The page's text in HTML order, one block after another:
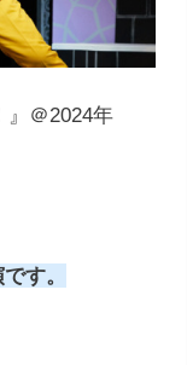
、年間で映画
』＠2024年
す。